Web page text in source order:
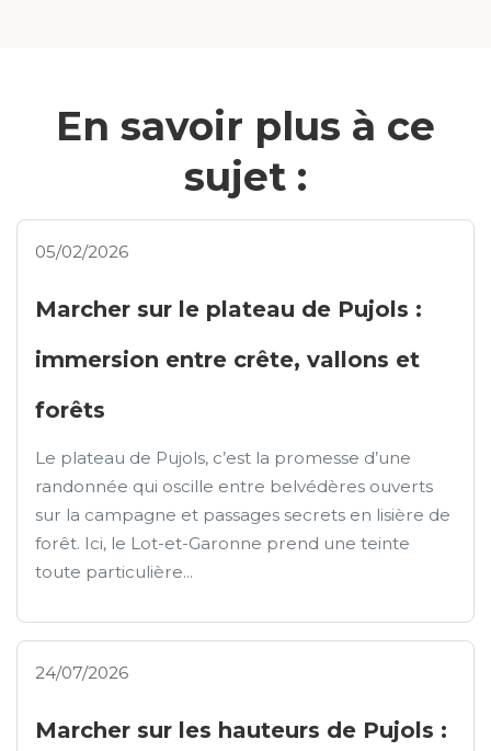
En savoir plus à ce
sujet :
05/02/2026
Marcher sur le plateau de Pujols :
immersion entre crête, vallons et
forêts
Le plateau de Pujols, c’est la promesse d’une
randonnée qui oscille entre belvédères ouverts
sur la campagne et passages secrets en lisière de
forêt. Ici, le Lot-et-Garonne prend une teinte
toute particulière...
24/07/2026
Marcher sur les hauteurs de Pujols :